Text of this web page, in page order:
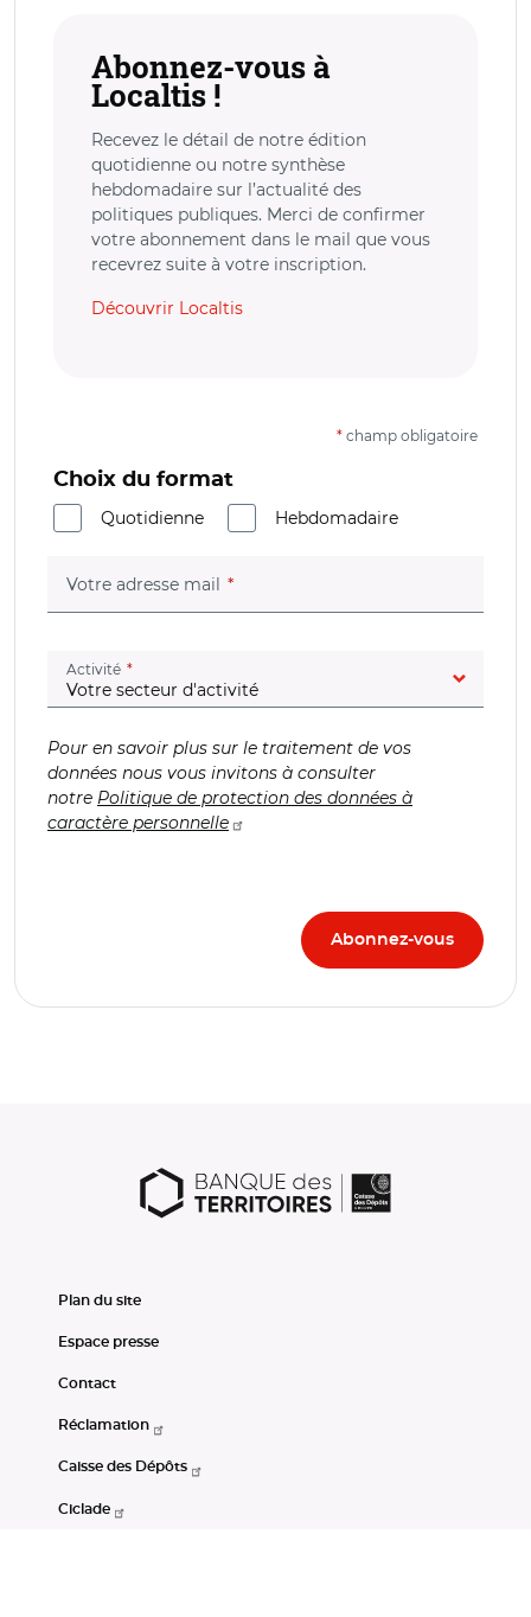
Abonnez-vous à
Localtis !
Recevez le détail de notre édition
quotidienne ou notre synthèse
hebdomadaire sur l’actualité des
politiques publiques. Merci de confirmer
votre abonnement dans le mail que vous
recevrez suite à votre inscription.
Découvrir Localtis
* champ obligatoire
Choix du format
Quotidienne
Hebdomadaire
Votre adresse mail (champ obligatoire)
Activité (champ obligatoire)
Pour en savoir plus sur le traitement de vos
données nous vous invitons à consulter
notre Politique de protection des données à
caractère personnelle
Plan du site
Espace presse
Contact
Réclamation
Caisse des Dépôts
Ciclade